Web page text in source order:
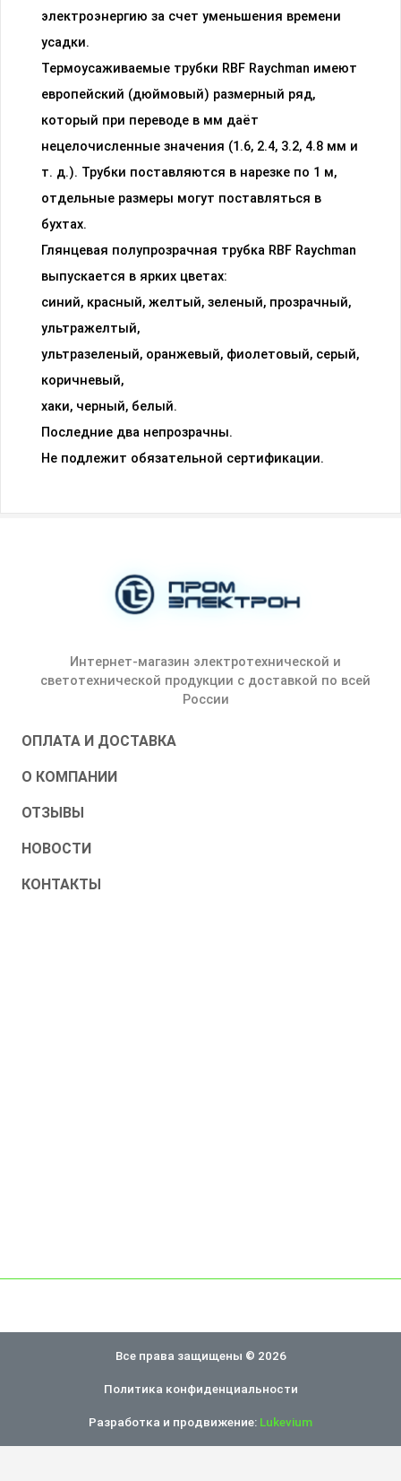
электроэнергию за счет уменьшения времени
усадки.
Термоусаживаемые трубки RBF Raychman имеют
европейский (дюймовый) размерный ряд,
который при переводе в мм даёт
нецелочисленные значения (1.6, 2.4, 3.2, 4.8 мм и
т. д.). Трубки поставляются в нарезке по 1 м,
отдельные размеры могут поставляться в
бухтах.
Глянцевая полупрозрачная трубка RBF Raychman
выпускается в ярких цветах:
синий, красный, желтый, зеленый, прозрачный,
ультражелтый,
ультразеленый, оранжевый, фиолетовый, серый,
коричневый,
хаки, черный, белый.
Последние два непрозрачны.
Не подлежит обязательной сертификации.
Интернет-магазин электротехнической и
светотехнической продукции с доставкой по всей
России
ОПЛАТА И ДОСТАВКА
О КОМПАНИИ
ОТЗЫВЫ
НОВОСТИ
КОНТАКТЫ
Все права защищены © 2026
Политика конфиденциальности
Разработка и продвижение: Lukevium